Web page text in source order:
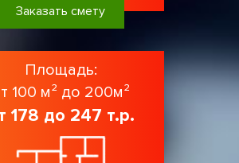
Заказать смету
Площадь:
100 м² до 200м²
178 до 247 т.р.